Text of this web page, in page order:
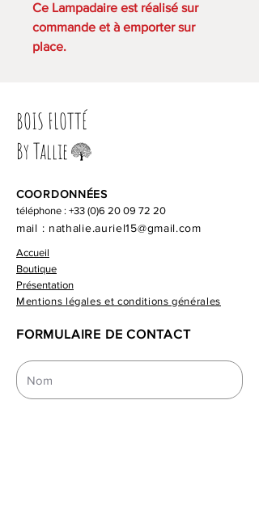
Ce Lampadaire est réalisé sur
commande et à emporter sur
place.
feutrée, il donnera un charme
naturel à votre intérieur.
assemblage de bois flotté pour
atteindre une hauteur variable de
flotté ont été soigneusement
choisis par leurs formes originales
et sinueuses et sont solidement
vissage.
métal couleur aluminium (autres
couleurs au choix)
BOIS FLOTTÉ
By Tallie
COORDONNÉES
téléphone : +33 (0)6 20 09 72 20
mail : nathalie.auriel15@gmail.com
Accueil
Boutique
Présentation
Mentions légales et conditions générales
FORMULAIRE DE CONTACT